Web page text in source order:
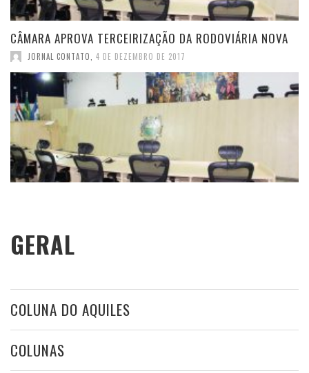
CÂMARA APROVA TERCEIRIZAÇÃO DA RODOVIÁRIA NOVA
JORNAL CONTATO 4 DE DEZEMBRO DE 2017
GERAL
COLUNA DO AQUILES
COLUNAS